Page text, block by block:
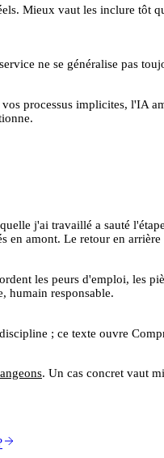
Mieux vaut les inclure tôt
ne se généralise pas
processus implicites, l'IA
j'ai travaillé a sauté
en amont. Le retour en
les peurs d'emploi, les
humain responsable.
; ce texte ouvre
. Un cas concret vaut